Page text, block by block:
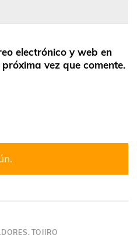
electrónico y web en
vez que comente.
, TOJIRO